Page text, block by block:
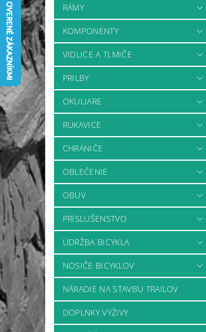
RÁMY
KOMPONENTY
VIDLICE A TLMIČE
PRILBY
OKULIARE
RUKAVICE
CHRÁNIČE
OBLEČENIE
OBUV
PRÍSLUŠENSTVO
ÚDRŽBA BICYKLA
NOSIČE BICYKLOV
NÁRADIE NA STAVBU TRAILOV
DOPLNKY VÝŽIVY